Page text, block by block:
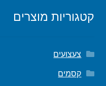
קטגוריות מוצרים
צעצועים
קסמים